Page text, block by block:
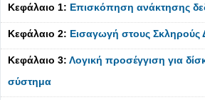
Κεφάλαιο 1: Επισκόπηση ανάκτησης
Κεφάλαιο 2: Εισαγωγή στους Σκληρούς
Κεφάλαιο 3: Λογική προσέγγιση για
σύστημα